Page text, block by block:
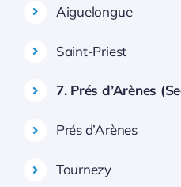
Aiguelongue
Saint-Priest
7. Prés d’Arènes
Prés d’Arènes
Tournezy